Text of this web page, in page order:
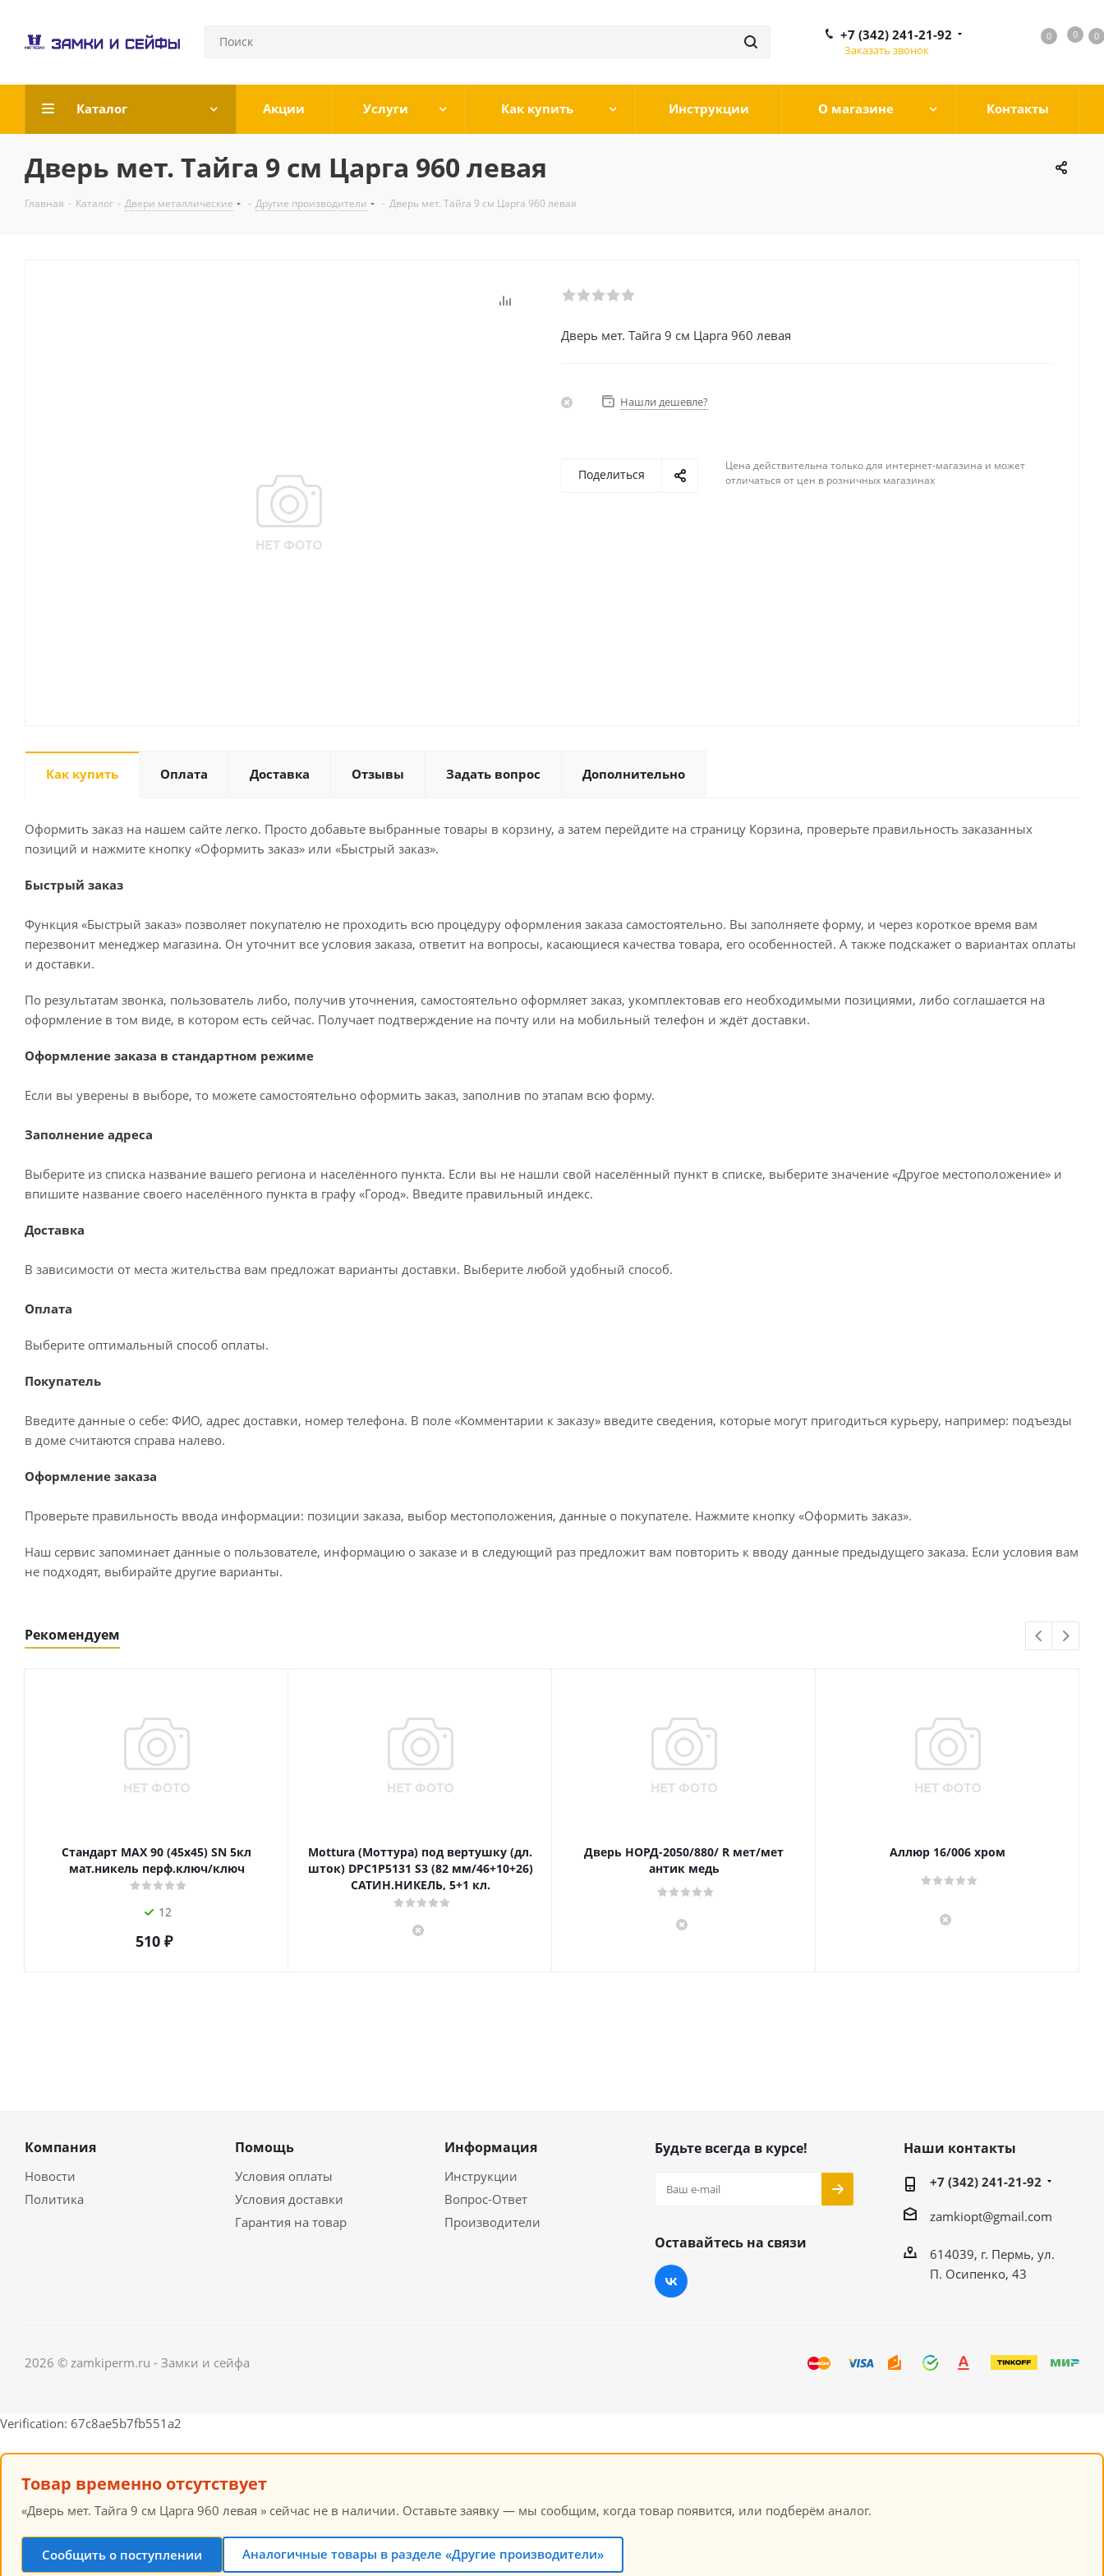
0 0 0
0
+7 (342) 241-21-92
Заказать звонок
Каталог Акции Услуги Как купить Инструкции О магазине Контакты
Дверь мет. Тайга 9 см Царга 960 левая
Главная - Каталог - Двери металлические - Другие производители - Дверь мет. Тайга 9 см Царга 960 левая
Дверь мет. Тайга 9 см Царга 960 левая
Нашли дешевле?
Поделиться
Цена действительна только для интернет-магазина и может
отличаться от цен в розничных магазинах
Как купить Оплата Доставка Отзывы Задать вопрос Дополнительно
Оформить заказ на нашем сайте легко. Просто добавьте выбранные товары в корзину, а затем перейдите на страницу Корзина, проверьте правильность заказанных
позиций и нажмите кнопку «Оформить заказ» или «Быстрый заказ».
Быстрый заказ
Функция «Быстрый заказ» позволяет покупателю не проходить всю процедуру оформления заказа самостоятельно. Вы заполняете форму, и через короткое время вам
перезвонит менеджер магазина. Он уточнит все условия заказа, ответит на вопросы, касающиеся качества товара, его особенностей. А также подскажет о вариантах оплаты
и доставки.
По результатам звонка, пользователь либо, получив уточнения, самостоятельно оформляет заказ, укомплектовав его необходимыми позициями, либо соглашается на
оформление в том виде, в котором есть сейчас. Получает подтверждение на почту или на мобильный телефон и ждёт доставки.
Оформление заказа в стандартном режиме
Если вы уверены в выборе, то можете самостоятельно оформить заказ, заполнив по этапам всю форму.
Заполнение адреса
Выберите из списка название вашего региона и населённого пункта. Если вы не нашли свой населённый пункт в списке, выберите значение «Другое местоположение» и
впишите название своего населённого пункта в графу «Город». Введите правильный индекс.
Доставка
В зависимости от места жительства вам предложат варианты доставки. Выберите любой удобный способ.
Оплата
Выберите оптимальный способ оплаты.
Покупатель
Введите данные о себе: ФИО, адрес доставки, номер телефона. В поле «Комментарии к заказу» введите сведения, которые могут пригодиться курьеру, например: подъезды
в доме считаются справа налево.
Оформление заказа
Проверьте правильность ввода информации: позиции заказа, выбор местоположения, данные о покупателе. Нажмите кнопку «Оформить заказ».
Наш сервис запоминает данные о пользователе, информацию о заказе и в следующий раз предложит вам повторить к вводу данные предыдущего заказа. Если условия вам
не подходят, выбирайте другие варианты.
Рекомендуем
Стандарт MAX 90 (45х45) SN 5кл
мат.никель перф.ключ/ключ
12
510₽
Mottura (Моттура) под вертушку (дл.
шток) DPC1P5131 S3 (82 мм/46+10+26)
САТИН.НИКЕЛЬ, 5+1 кл.
Дверь НОРД-2050/880/ R мет/мет
антик медь
Аллюр 16/006 хром
Компания
Новости
Политика
Помощь
Условия оплаты
Условия доставки
Гарантия на товар
Информация
Инструкции
Вопрос-Ответ
Производители
Будьте всегда в курсе!
Оставайтесь на связи
Наши контакты
+7 (342) 241-21-92
zamkiopt@gmail.com
614039, г. Пермь, ул.
П. Осипенко, 43
2026 © zamkiperm.ru - Замки и сейфа
Verification: 67c8ae5b7fb551a2
Товар временно отсутствует
«Дверь мет. Тайга 9 см Царга 960 левая » сейчас не в наличии. Оставьте заявку — мы сообщим, когда товар появится, или подберём аналог.
Сообщить о поступлении Аналогичные товары в разделе «Другие производители»